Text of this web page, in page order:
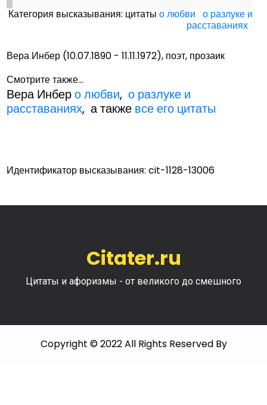
Категория высказывания: цитатыо любви о разлуке и
расставаниях
Вера Инбер (10.07.1890 - 11.11.1972), поэт, прозаик
Смотрите также...
Вера Инберо любви,о разлуке и
расставаниях, а также все его цитаты
Идентификатор высказывания: cit-1128-13006
Citater.ru
Цитаты и афоризмы - от великого до смешного
Copyright © 2022 All Rights Reserved By